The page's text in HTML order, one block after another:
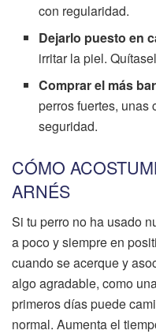
con regularidad.
Dejarlo puesto en
irritar la piel.
Comprar el más
perros fuertes, unas
seguridad.
CÓMO
ARNÉS
Si tu perro no ha usado
a poco y siempre en
cuando se acerque y
algo agradable, como
primeros días puede
normal. Aumenta el